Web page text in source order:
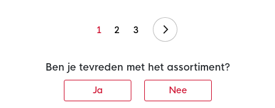
1 2 3 Volgende
Ben je tevreden met het assortiment?
Ja Nee